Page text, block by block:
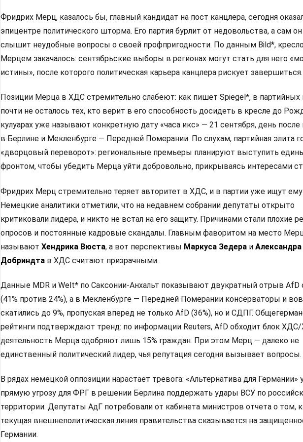
Фридрих Мерц, казалось бы, главный кандидат на пост канцлера, сегодня
эпицентре политического шторма. Его партия бурлит от недовольства, а сам
слышит неудобные вопросы о своей профпригодности. По данным Bild*,
Мерцем закачалось: сентябрьские выборы в регионах могут стать для него
истины», после которого политическая карьера канцлера рискует завершиться.
Позиции Мерца в ХДС стремительно слабеют: как пишет Spiegel*, в партийных
почти не осталось тех, кто верит в его способность досидеть в кресле до
кулуарах уже называют конкретную дату «часа икс» — 21 сентября, день
в Берлине и Мекленбурге — Передней Померании. По слухам, партийная элита
«дворцовый переворот»: региональные премьеры планируют выступить
фронтом, чтобы убедить Мерца уйти добровольно, прикрываясь интересами
Фридрих Мерц стремительно теряет авторитет в ХДС, и в партии уже ищут ему
Немецкие аналитики отметили, что на недавнем собрании депутаты открыто
критиковали лидера, и никто не встал на его защиту. Причинами стали плохие
опросов и постоянные кадровые скандалы. Главным фаворитом на место
называют Хендрика Вюста, а вот перспективы Маркуса Зедера и Александра
Добриндта в ХДС считают призрачными.
Данные MDR и Welt* по Саксонии-Анхальт показывают двукратный отрыв
(41% против 24%), а в Мекленбурге — Передней Померании консерваторы и
скатились до 9%, пропуская вперед не только AfD (36%), но и СДПГ.
рейтинги подтверждают тренд: по информации Reuters, AfD обходит блок ХДС/
деятельность Мерца одобряют лишь 15% граждан. При этом Мерц — далеко не
единственный политический лидер, чья репутация сегодня вызывает вопросы.
В рядах немецкой оппозиции нарастает тревога: «Альтернатива для Германии»
прямую угрозу для ФРГ в решении Берлина поддержать удары ВСУ по
территории. Депутаты АдГ потребовали от кабинета министров отчета о том,
текущая внешнеполитическая линия правительства сказывается на
Германии.